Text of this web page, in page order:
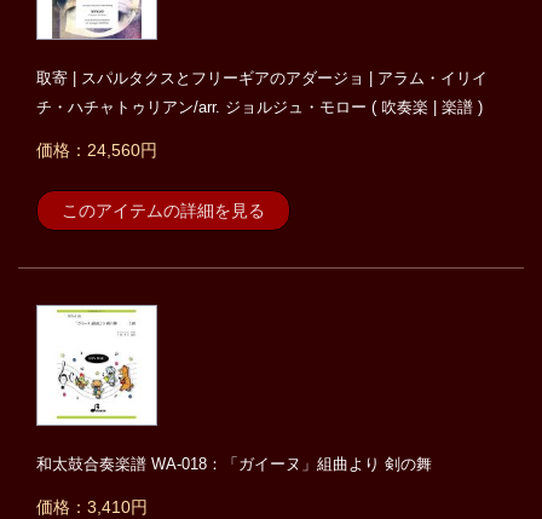
取寄 | スパルタクスとフリーギアのアダージョ | アラム・イリイ
チ・ハチャトゥリアン/arr. ジョルジュ・モロー ( 吹奏楽 | 楽譜 )
価格：24,560円
このアイテムの詳細を見る
和太鼓合奏楽譜 WA-018：「ガイーヌ」組曲より 剣の舞
価格：3,410円